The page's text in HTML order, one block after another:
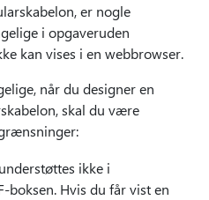
er nogle
i opgaveruden
kan vises i en webbrowser.
når du designer en
skal du være
ikke i
boksen. Hvis du får vist en